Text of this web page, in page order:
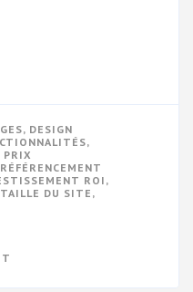
, DESIGN
,
PRIX
RÉFÉRENCEMENT
ROI ,
TAILLE DU SITE ,